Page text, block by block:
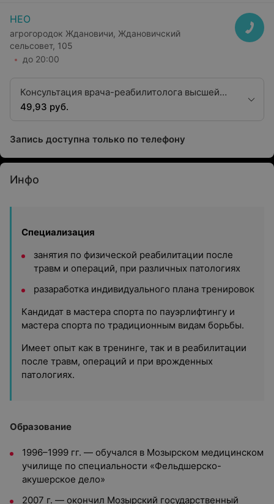
НЕО
агрогородок Ждановичи, Ждановичский
сельсовет, 105
до 20:00
Консультация врача-реабилитолога высшей
квалификационной категории
49,93 руб.
Запись доступна только по телефону
Инфо
Специализация
занятия по физической реабилитации после
травм и операций, при различных патологиях
разаработка индивидуального плана тренировок
Кандидат в мастера спорта по пауэрлифтингу и
мастера спорта по традиционным видам борьбы.
Имеет опыт как в тренинге, так и в реабилитации
после травм, операций и при врожденных
патологиях.
Образование
1996–1999 гг. — обучался в Мозырском медицинском
училище по специальности «Фельдшерско-
акушерское дело»
2007 г. — окончил Мозырский государственный